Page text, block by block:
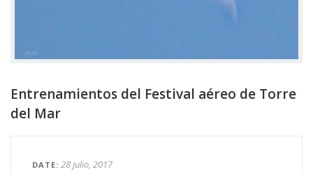
Entrenamientos del Festival aéreo de Torre
del Mar
DATE 28 julio, 2017